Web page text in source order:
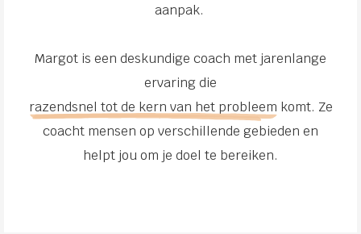
aanpak.
Margot is een deskundige coach met jarenlange
ervaring die
razendsnel tot de kern van het probleem komt. Ze
coacht mensen op verschillende gebieden en
helpt jou om je doel te bereiken.